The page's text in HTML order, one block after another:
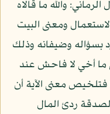
والله ما قالاه
ومعنى البيت
بسؤاله وضيفانه وذلك
أخي لا فاحش عند
* ولا برم عند اللقاء هبوب ( 3 ) فتلخيص معنى الآية أن
ردئ المال